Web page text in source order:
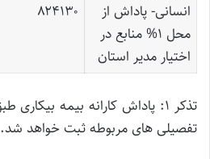
انسانی- پاداش از
محل 1% منابع در
اختیار مدیر استان
۸۲۴۱۳۰
تفصیلی های مربوطه ثبت خواهد شد.